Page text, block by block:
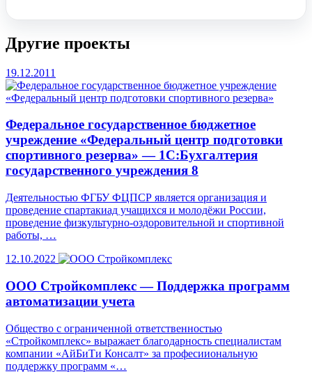
Другие проекты
19.12.2011
Федеральное государственное бюджетное
учреждение «Федеральный центр подготовки
спортивного резерва» — 1С:Бухгалтерия
государственного учреждения 8
Деятельностью ФГБУ ФЦПСР является организация и
проведение спартакиад учащихся и молодёжи России,
проведение физкультурно-оздоровительной и спортивной
работы, …
12.10.2022
ООО Стройкомплекс — Поддержка программ
автоматизации учета
Общество с ограниченной ответственностью
«Стройкомплекс» выражает благодарность специалистам
компании «АйБиТи Консалт» за професииональную
поддержку программ «…